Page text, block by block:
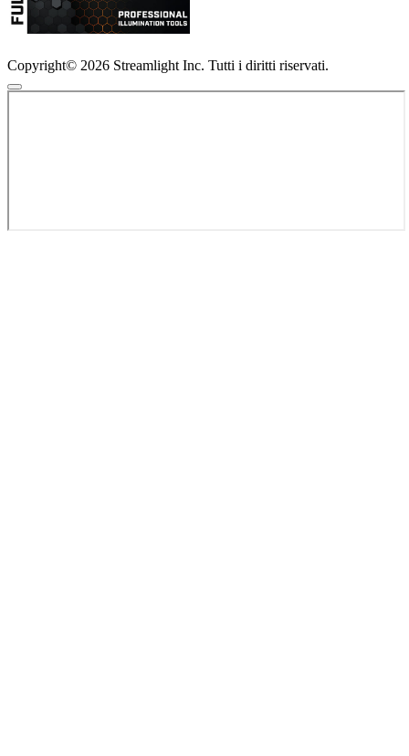
Copyright© 2026 Streamlight Inc. Tutti i diritti riservati.